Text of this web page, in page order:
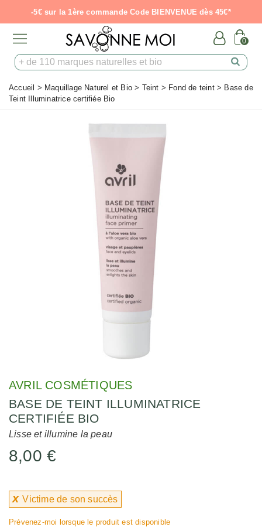
-5€ sur la 1ère commande Code BIENVENUE dès 45€*
0
Accueil > Maquillage Naturel et Bio > Teint > Fond de teint > Base de
Teint Illuminatrice certifiée Bio
AVRIL COSMÉTIQUES
BASE DE TEINT ILLUMINATRICE
CERTIFIÉE BIO
Lisse et illumine la peau
8,00 €
xVictime de son succès
Prévenez-moi lorsque le produit est disponible